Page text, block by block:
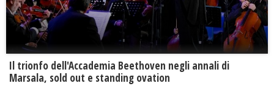
Il trionfo dell'Accademia Beethoven negli annali di
Marsala, sold out e standing ovation